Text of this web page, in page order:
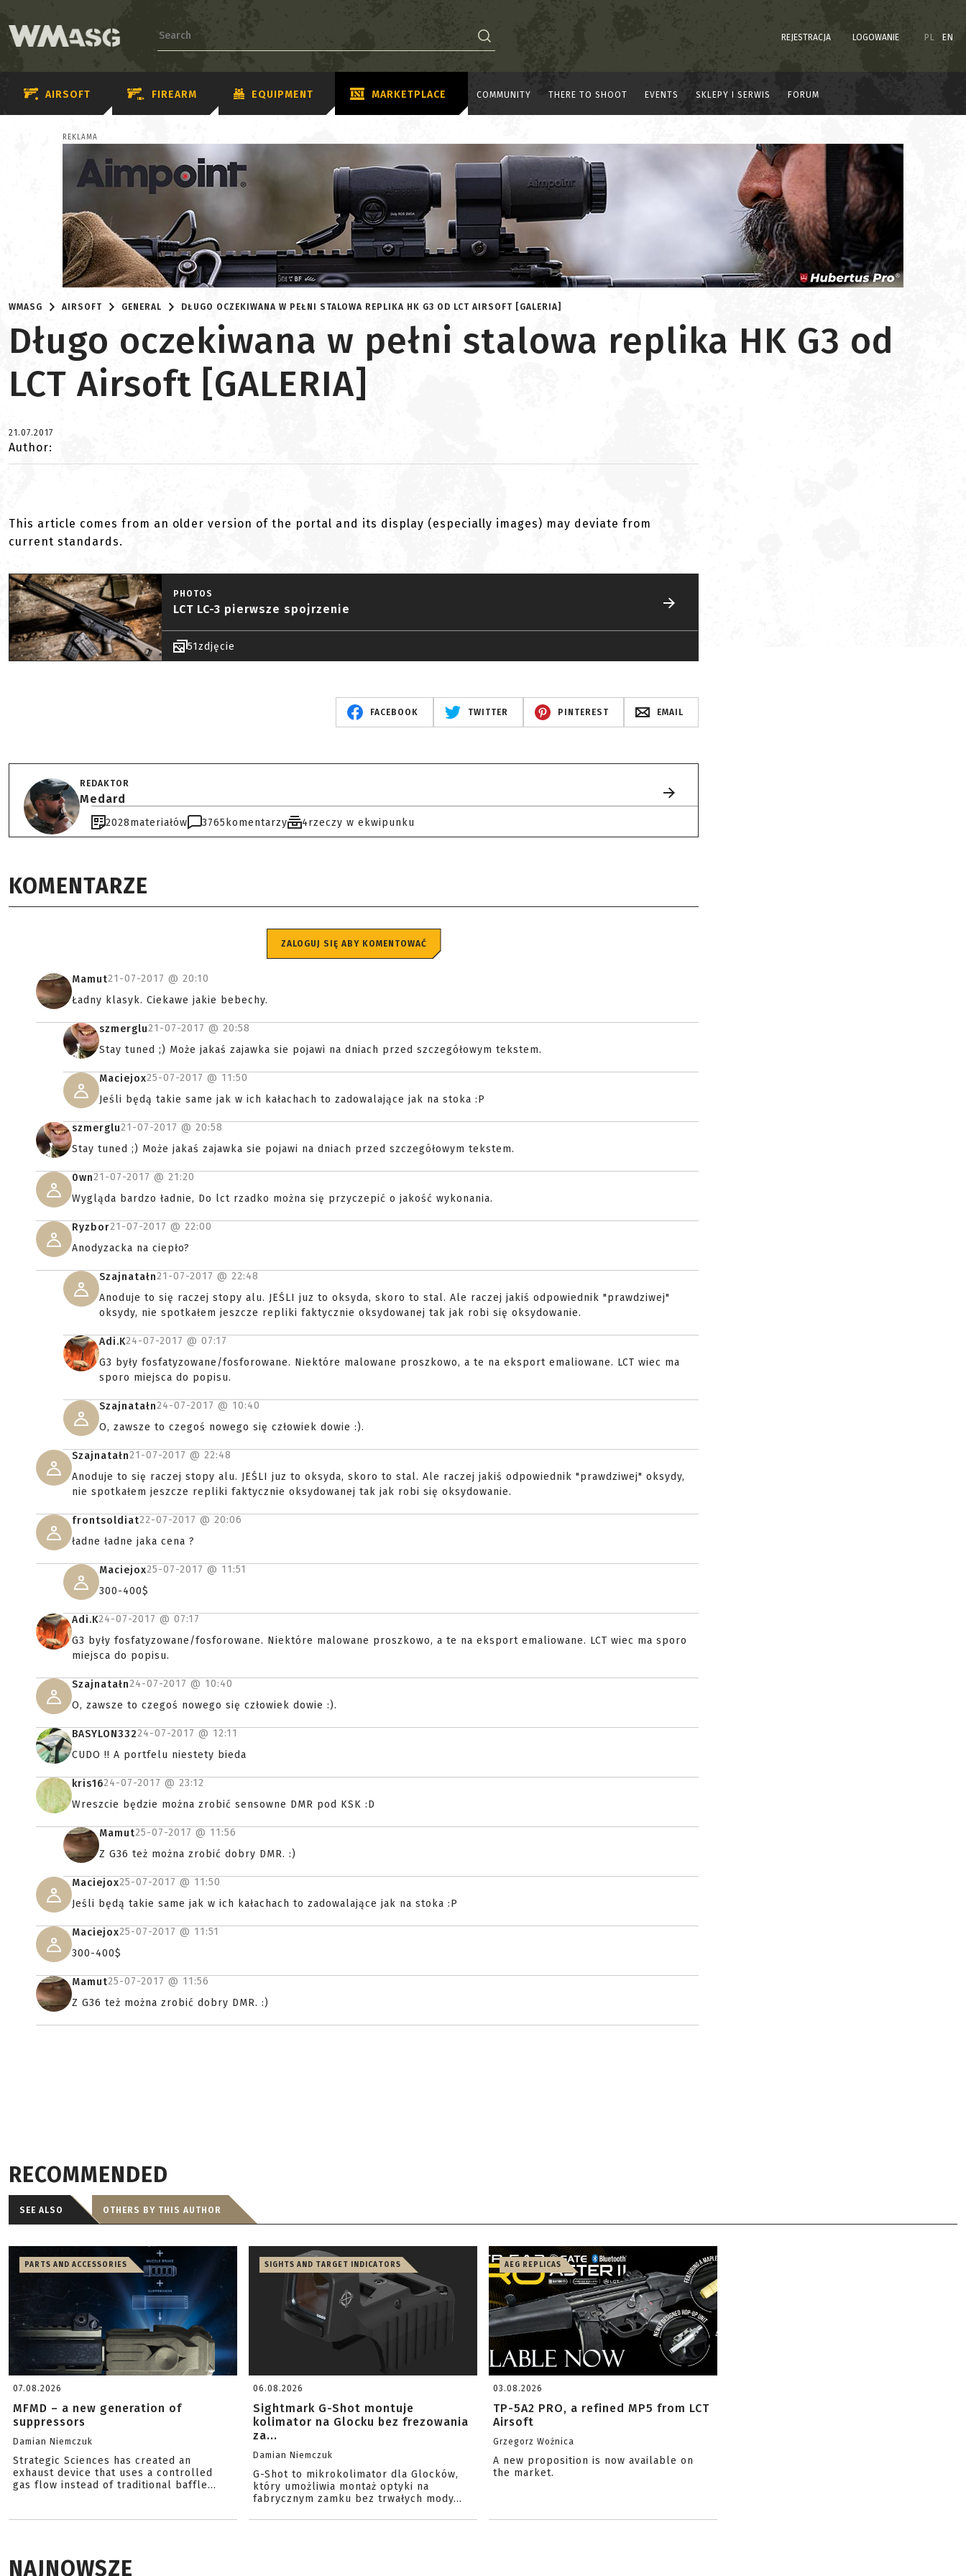
REJESTRACJA LOGOWANIE PL EN
AIRSOFT FIREARM EQUIPMENT MARKETPLACE COMMUNITY THERE TO SHOOT EVENTS SKLEPY I SERWIS FORUM
REKLAMA
WMASG AIRSOFT GENERAL DŁUGO OCZEKIWANA W PEŁNI STALOWA REPLIKA HK G3 OD LCT AIRSOFT [GALERIA]
Długo oczekiwana w pełni stalowa replika HK G3 od
LCT Airsoft [GALERIA]
21.07.2017
Author:
This article comes from an older version of the portal and its display (especially images) may deviate from
current standards.
PHOTOS
LCT LC-3 pierwsze spojrzenie
51zdjęcie
FACEBOOK TWITTER PINTEREST EMAIL
REDAKTOR
Medard
2028materiałów 3765 komentarzy 4rzeczy w ekwipunku
KOMENTARZE
ZALOGUJ SIĘ ABY KOMENTOWAĆ
Mamut21-07-2017 @ 20:10
Ładny klasyk. Ciekawe jakie bebechy.
szmerglu21-07-2017 @ 20:58
Stay tuned ;) Może jakaś zajawka sie pojawi na dniach przed szczegółowym tekstem.
Maciejox25-07-2017 @ 11:50
Jeśli będą takie same jak w ich kałachach to zadowalające jak na stoka :P
szmerglu21-07-2017 @ 20:58
Stay tuned ;) Może jakaś zajawka sie pojawi na dniach przed szczegółowym tekstem.
0wn21-07-2017 @ 21:20
Wygląda bardzo ładnie, Do lct rzadko można się przyczepić o jakość wykonania.
Ryzbor21-07-2017 @ 22:00
Anodyzacka na ciepło?
Szajnatałn21-07-2017 @ 22:48
Anoduje to się raczej stopy alu. JEŚLI juz to oksyda, skoro to stal. Ale raczej jakiś odpowiednik "prawdziwej"
oksydy, nie spotkałem jeszcze repliki faktycznie oksydowanej tak jak robi się oksydowanie.
Adi.K24-07-2017 @ 07:17
G3 były fosfatyzowane/fosforowane. Niektóre malowane proszkowo, a te na eksport emaliowane. LCT wiec ma
sporo miejsca do popisu.
Szajnatałn24-07-2017 @ 10:40
O, zawsze to czegoś nowego się człowiek dowie :).
Szajnatałn21-07-2017 @ 22:48
Anoduje to się raczej stopy alu. JEŚLI juz to oksyda, skoro to stal. Ale raczej jakiś odpowiednik "prawdziwej" oksydy,
nie spotkałem jeszcze repliki faktycznie oksydowanej tak jak robi się oksydowanie.
frontsoldiat22-07-2017 @ 20:06
ładne ładne jaka cena ?
Maciejox25-07-2017 @ 11:51
300-400$
Adi.K24-07-2017 @ 07:17
G3 były fosfatyzowane/fosforowane. Niektóre malowane proszkowo, a te na eksport emaliowane. LCT wiec ma sporo
miejsca do popisu.
Szajnatałn24-07-2017 @ 10:40
O, zawsze to czegoś nowego się człowiek dowie :).
BASYLON33224-07-2017 @ 12:11
CUDO !! A portfelu niestety bieda
kris1624-07-2017 @ 23:12
Wreszcie będzie można zrobić sensowne DMR pod KSK :D
Mamut25-07-2017 @ 11:56
Z G36 też można zrobić dobry DMR. :)
Maciejox25-07-2017 @ 11:50
Jeśli będą takie same jak w ich kałachach to zadowalające jak na stoka :P
Maciejox25-07-2017 @ 11:51
300-400$
Mamut25-07-2017 @ 11:56
Z G36 też można zrobić dobry DMR. :)
RECOMMENDED
SEE ALSO OTHERS BY THIS AUTHOR
PARTS AND ACCESSORIES
07.08.2026
MFMD – a new generation of
suppressors
Damian Niemczuk
Strategic Sciences has created an
exhaust device that uses a controlled
gas flow instead of traditional baffle...
SIGHTS AND TARGET INDICATORS
06.08.2026
Sightmark G-Shot montuje
kolimator na Glocku bez frezowania
za...
Damian Niemczuk
G-Shot to mikrokolimator dla Glocków,
który umożliwia montaż optyki na
fabrycznym zamku bez trwałych mody...
AEG REPLICAS
03.08.2026
TP-5A2 PRO, a refined MP5 from LCT
Airsoft
Grzegorz Woźnica
A new proposition is now available on
the market.
NAJNOWSZE